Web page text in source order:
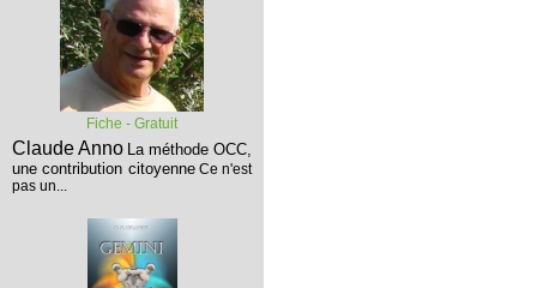
Fiche - Gratuit
Claude Anno La méthode OCC,
une contribution citoyenne Ce n'est
pas un...